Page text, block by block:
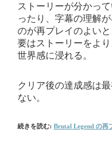
ストーリーが分かっ
ったり、字幕の理解
のが再プレイのよいと
要はストーリーをよ
世界感に浸れる。
クリア後の達成感は
ない。
続きを読む: Brutal Legend の再